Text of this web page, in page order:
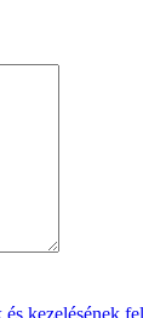
kezelésének